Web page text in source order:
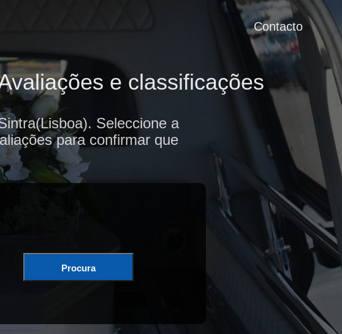
Contacto
e classificações
Seleccione a
para confirmar que
Procura